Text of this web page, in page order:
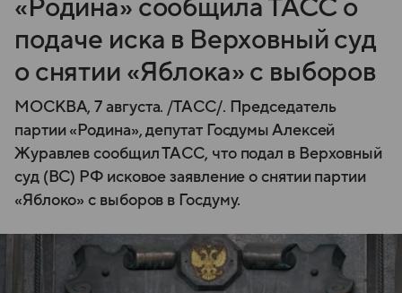
«Родина» сообщила ТАСС о
подаче иска в Верховный суд
о снятии «Яблока» с выборов
МОСКВА, 7 августа. /ТАСС/. Председатель
партии «Родина», депутат Госдумы Алексей
Журавлев сообщил ТАСС, что подал в Верховный
суд (ВС) РФ исковое заявление о снятии партии
«Яблоко» с выборов в Госдуму.